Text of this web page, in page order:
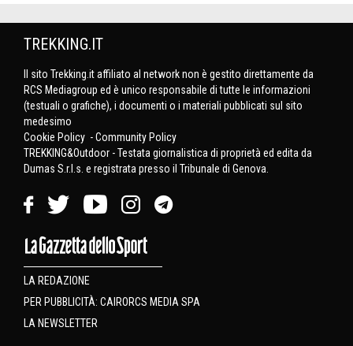
TREKKING.IT
Il sito Trekking.it affiliato al network non è gestito direttamente da
RCS Mediagroup ed è unico responsabile di tutte le informazioni
(testuali o grafiche), i documenti o i materiali pubblicati sul sito
medesimo
Cookie Policy -Community Policy
TREKKING&Outdoor - Testata giornalistica di proprietà ed edita da
Dumas S.r.l.s. e registrata presso il Tribunale di Genova.
LA REDAZIONE
PER PUBBLICITÀ: CAIRORCS MEDIA SPA
LA NEWSLETTER